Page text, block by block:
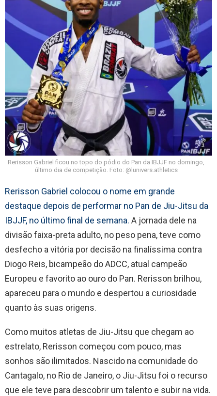
Rerisson Gabriel ficou no topo do pódio do Pan da IBJJF no domingo,
último dia de competição. Foto: @lunivers.athletics
Rerisson Gabriel colocou o nome em grande
destaque depois de performar no Pan de Jiu-Jitsu da
IBJJF, no último final de semana. A jornada dele na
divisão faixa-preta adulto, no peso pena, teve como
desfecho a vitória por decisão na finalíssima contra
Diogo Reis, bicampeão do ADCC, atual campeão
Europeu e favorito ao ouro do Pan. Rerisson brilhou,
apareceu para o mundo e despertou a curiosidade
quanto às suas origens.
Como muitos atletas de Jiu-Jitsu que chegam ao
estrelato, Rerisson começou com pouco, mas
sonhos são ilimitados. Nascido na comunidade do
Cantagalo, no Rio de Janeiro, o Jiu-Jitsu foi o recurso
que ele teve para descobrir um talento e subir na vida.